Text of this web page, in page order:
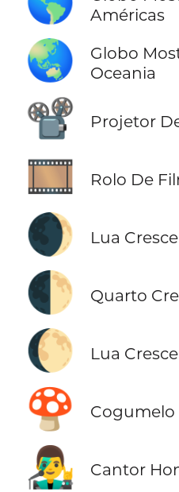
Américas
🌏
Globo
Oceania
📽️ Projetor
🎞️ Rolo De
🌒 Lua
🌓 Quarto
🌔 Lua
🍄 Cogumelo
👨‍🎤 Cantor